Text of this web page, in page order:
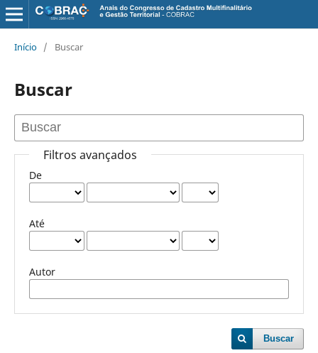
Início / Buscar
Buscar
Filtros avançados
De
Até
Autor
Buscar